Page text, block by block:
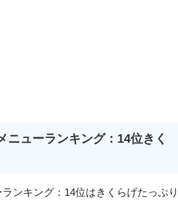
ューランキング：14位きく
ンキング：14位はきくらげたっぷり